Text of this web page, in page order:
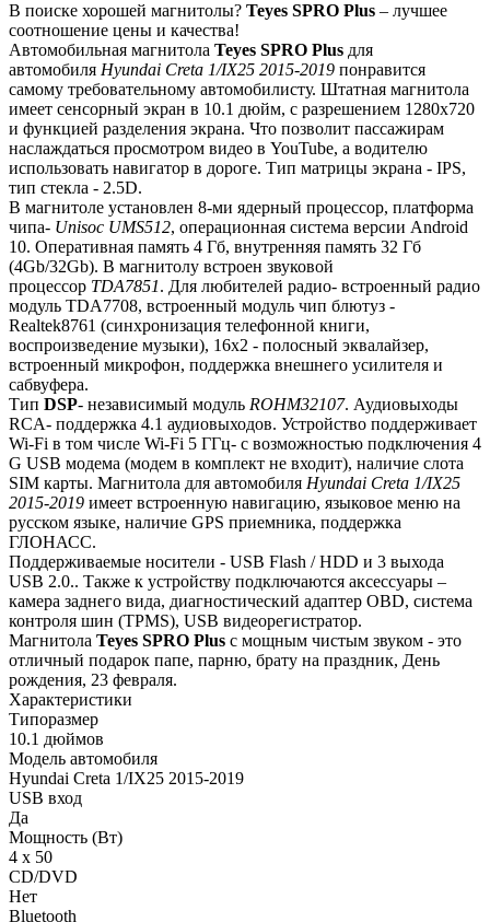
В поиске хорошей магнитолы? Teyes SPRO Plus – лучшее
соотношение цены и качества!
Автомобильная магнитола Teyes SPRO Plus для
автомобиля Hyundai Creta 1/IX25 2015-2019 понравится
самому требовательному автомобилисту. Штатная магнитола
имеет сенсорный экран в 10.1 дюйм, с разрешением 1280х720
и функцией разделения экрана. Что позволит пассажирам
наслаждаться просмотром видео в YouTube, а водителю
использовать навигатор в дороге. Тип матрицы экрана - IPS,
тип стекла - 2.5D.
В магнитоле установлен 8-ми ядерный процессор, платформа
чипа- Unisoc UMS512, операционная система версии Android
10. Оперативная память 4 Гб, внутренняя память 32 Гб
(4Gb/32Gb). В магнитолу встроен звуковой
процессор TDA7851. Для любителей радио- встроенный радио
модуль TDA7708, встроенный модуль чип блютуз -
Realtek8761 (синхронизация телефонной книги,
воспроизведение музыки), 16х2 - полосный эквалайзер,
встроенный микрофон, поддержка внешнего усилителя и
сабвуфера.
Тип DSP- независимый модуль ROHM32107. Аудиовыходы
RCA- поддержка 4.1 аудиовыходов. Устройство поддерживает
Wi-Fi в том числе Wi-Fi 5 ГГц- с возможностью подключения 4
G USB модема (модем в комплект не входит), наличие слота
SIM карты. Магнитола для автомобиля Hyundai Creta 1/IX25
2015-2019 имеет встроенную навигацию, языковое меню на
русском языке, наличие GPS приемника, поддержка
ГЛОНАСС.
Поддерживаемые носители - USB Flash / HDD и 3 выхода
USB 2.0.. Также к устройству подключаются аксессуары –
камера заднего вида, диагностический адаптер OBD, система
контроля шин (TPMS), USB видеорегистратор.
Магнитола Teyes SPRO Plus с мощным чистым звуком - это
отличный подарок папе, парню, брату на праздник, День
рождения, 23 февраля.
Характеристики
Типоразмер
10.1 дюймов
Модель автомобиля
Hyundai Creta 1/IX25 2015-2019
USB вход
Да
Мощность (Вт)
4 х 50
CD/DVD
Нет
Bluetooth